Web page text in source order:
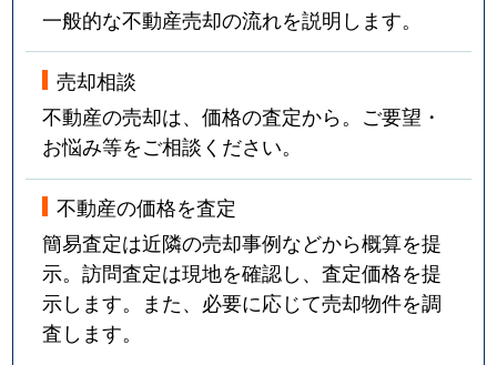
一般的な不動産売却の流れを説明します。
売却相談
不動産の売却は、価格の査定から。ご要望・
お悩み等をご相談ください。
不動産の価格を査定
簡易査定は近隣の売却事例などから概算を提
示。訪問査定は現地を確認し、査定価格を提
示します。また、必要に応じて売却物件を調
査します。